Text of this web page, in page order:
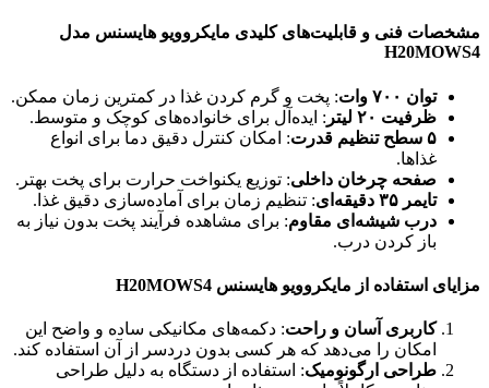
مشخصات فنی و قابلیت‌های کلیدی مایکروویو هایسنس مدل
H20MOWS4
توان ۷۰۰ وات
: پخت و گرم کردن غذا در کمترین زمان ممکن.
ظرفیت ۲۰ لیتر
: ایده‌آل برای خانواده‌های کوچک و متوسط.
۵ سطح تنظیم قدرت
: امکان کنترل دقیق دما برای انواع
غذاها.
صفحه چرخان داخلی: توزیع یکنواخت حرارت برای پخت بهتر.
تایمر ۳۵ دقیقه‌ای
: تنظیم زمان برای آماده‌سازی دقیق غذا.
درب شیشه‌ای مقاوم: برای مشاهده فرآیند پخت بدون نیاز به
باز کردن درب.
مزایای استفاده از مایکروویو هایسنس H20MOWS4
کاربری آسان و راحت: دکمه‌های مکانیکی ساده و واضح این
امکان را می‌دهد که هر کسی بدون دردسر از آن استفاده کند.
طراحی ارگونومیک: استفاده از دستگاه به دلیل طراحی